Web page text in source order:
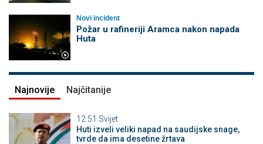
Novi incident
Požar u rafineriji Aramca nakon napada
Huta
Najnovije Najčitanije
12:51 Svijet
Huti izveli veliki napad na saudijske snage,
tvrde da ima desetine žrtava